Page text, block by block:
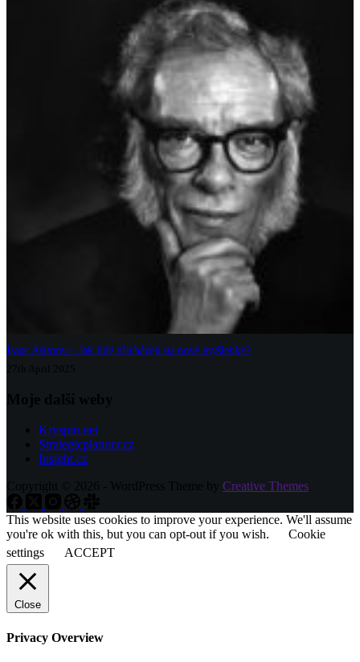
Isaac Asimov – Jak lidé přicházejí na nové myšlenky?
27th April 2025
Moje další weby
Kryspin.net
Strategicplanner.cz
Insight.cz
Copyright © 2026 - WordPress Theme by Creative Themes
This website uses cookies to improve your experience. We'll assume
you're ok with this, but you can opt-out if you wish.
Cookie
settings
ACCEPT
Close
Privacy Overview